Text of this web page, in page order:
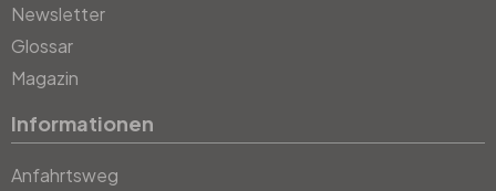
Newsletter
Glossar
Magazin
Informationen
Anfahrtsweg